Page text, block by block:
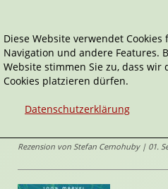
Home Comics Venom -
100% Marvel
Venom - Dark
Rezension von Stefan Cernohuby | 01.
Diese Website verwendet
Navigation und andere Features.
Website stimmen Sie zu, dass wir
Cookies platzieren dürfen.
Datenschutzerklärung